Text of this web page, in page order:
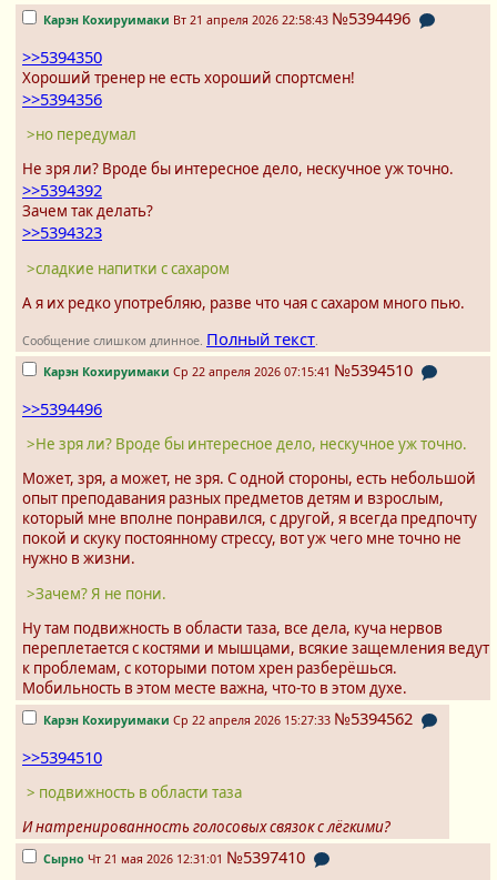
Карэн Кохируимаки Вт 21 апреля 2026 22:58:43 №5394496
>>5394350
Хороший тренер не есть хороший спортсмен!
>>5394356
>но передумал
Не зря ли? Вроде бы интересное дело, нескучное уж точно.
>>5394392
Зачем так делать?
>>5394323
>сладкие напитки с сахаром
А я их редко употребляю, разве что чая с сахаром много пью.
Сообщение слишком длинное. Полный текст.
Карэн Кохируимаки Ср 22 апреля 2026 07:15:41 №5394510
>>5394496
>Не зря ли? Вроде бы интересное дело, нескучное уж точно.
Может, зря, а может, не зря. С одной стороны, есть небольшой
опыт преподавания разных предметов детям и взрослым,
который мне вполне понравился, с другой, я всегда предпочту
покой и скуку постоянному стрессу, вот уж чего мне точно не
нужно в жизни.
>Зачем? Я не пони.
Ну там подвижность в области таза, все дела, куча нервов
переплетается с костями и мышцами, всякие защемления ведут
к проблемам, с которыми потом хрен разберёшься.
Мобильность в этом месте важна, что-то в этом духе.
Карэн Кохируимаки Ср 22 апреля 2026 15:27:33 №5394562
>>5394510
> подвижность в области таза
И натренированность голосовых связок с лёгкими?
Сырно Чт 21 мая 2026 12:31:01 №5397410